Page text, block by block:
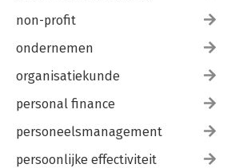
non-profit
ondernemen
organisatiekunde
personal finance
personeelsmanagement
persoonlijke effectiviteit